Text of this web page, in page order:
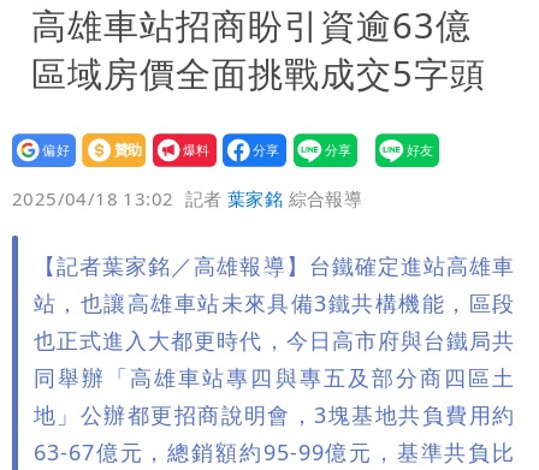
「終於能交代」 捐500萬獎學金延續愛
白海豚颱風逼近！鄭明典示警「恐遇黑潮
變強」 路徑分歧藏警訊：不利強度維持
高雄車站招商盼引資逾63億
區域房價全面挑戰成交5字頭
設為
贊助
我要
爆料
2025/04/18 13:02 記者葉家銘 綜合報導
【記者葉家銘／高雄報導】台鐵確定進站高雄車
站，也讓高雄車站未來具備3鐵共構機能，區段
也正式進入大都更時代，今日高市府與台鐵局共
同舉辦「高雄車站專四與專五及部分商四區土
地」公辦都更招商說明會，3塊基地共負費用約
63-67億元，總銷額約95-99億元，基準共負比